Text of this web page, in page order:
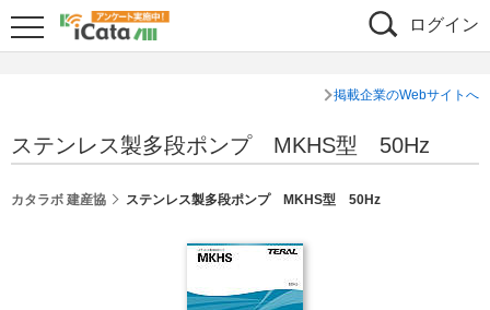
ログイン
掲載企業のWebサイトへ
ステンレス製多段ポンプ MKHS型 50Hz
カタラボ 建産協 ステンレス製多段ポンプ MKHS型 50Hz